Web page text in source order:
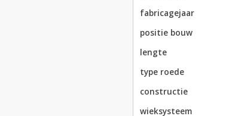
fabricagejaar
positie bouw
lengte
type roede
constructie
wieksysteem